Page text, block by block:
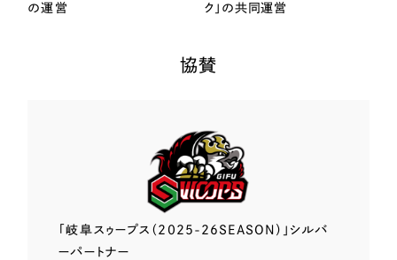
の運営
ク」の共同運営
協賛
「岐阜スゥープス （2025-26SEASON）」 シルバ
ーパートナー